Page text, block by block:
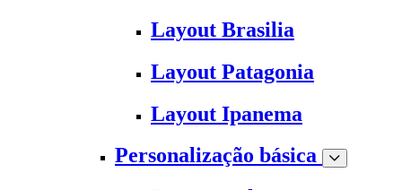
Layout Brasilia
Layout Patagonia
Layout Ipanema
Personalização básica